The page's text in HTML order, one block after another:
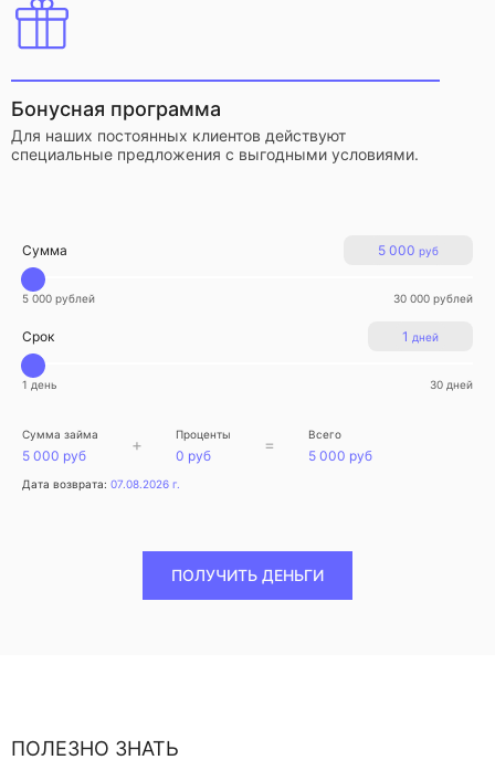
Бонусная программа
Для наших постоянных клиентов действуют
специальные предложения с выгодными условиями.
5 000 руб
Сумма
5 000 рублей 30 000 рублей
1 дней
Срок
1 день 30 дней
Сумма займа
5 000 руб
+ Проценты
0 руб
= Всего
5 000 руб
Дата возврата: 07.08.2026 г.
ПОЛУЧИТЬ ДЕНЬГИ
ПОЛЕЗНО ЗНАТЬ